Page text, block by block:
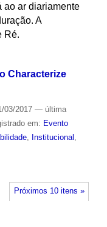
ao ar diariamente
A
Ré.
Characterize
03/2017 — última
em: Evento
, Institucional ,
Próximos 10 itens »